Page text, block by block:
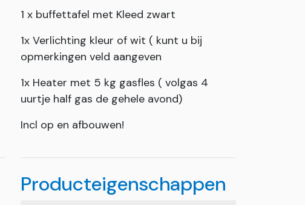
1 x buffettafel met Kleed zwart
1x Verlichting kleur of wit ( kunt u bij
opmerkingen veld aangeven
1x Heater met 5 kg gasfles ( volgas 4
uurtje half gas de gehele avond)
Incl op en afbouwen!
Producteigenschappen